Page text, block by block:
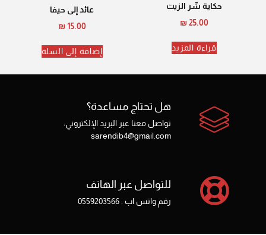
حكاية سِّر الزيت
₪25.00
قراءة المزيد
عائد إلى حيفا
₪15.00
إضافة إلى السلة
هل تحتاج مساعدة؟
تواصل معنا عبر البريد الإلكتروني:
sarendib4@gmail.com
للتواصل عبر الهاتف
رقم واتس اب : 0559203566